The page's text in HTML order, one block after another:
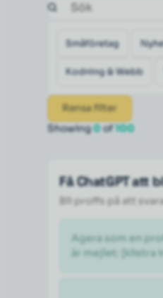
Småföretag
Kodning & Webb
Rensa filter
Showing0of100
Få ChatGPT att
Bli proffs på att
Agera som en
är mejlet: [klistra